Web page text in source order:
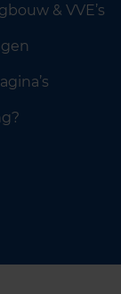
& VVE’s